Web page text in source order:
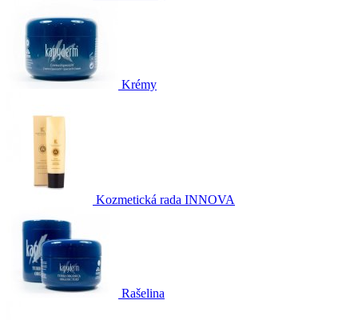
Krémy
Kozmetická rada INNOVA
Rašelina